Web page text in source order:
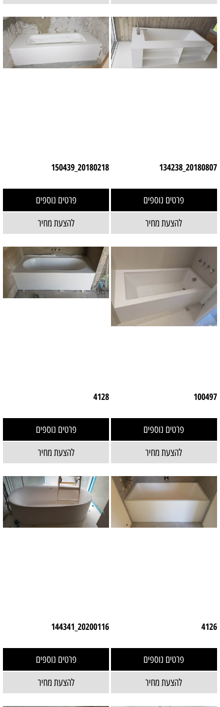
20180807_134238
פרטים נוספים
להצעת מחיר
20180218_150439
פרטים נוספים
להצעת מחיר
100497
פרטים נוספים
להצעת מחיר
4128
פרטים נוספים
להצעת מחיר
4126
פרטים נוספים
להצעת מחיר
20200116_144341
פרטים נוספים
להצעת מחיר